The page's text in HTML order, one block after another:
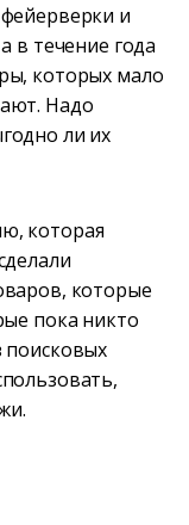
и
в течение года
которых мало
Надо
ли их
которая
которые
пока никто
поисковых